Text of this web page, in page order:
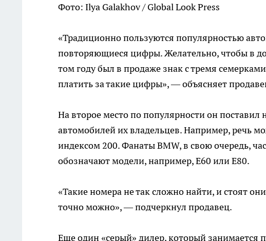
Фото: Ilya Galakhov / Global Look Press
«Традиционно пользуются популярностью
повторяющиеся цифры. Желательно, чтобы в
том году был в продаже знак с тремя
платить за такие цифры», — объясняет
На второе место по популярности он
автомобилей их владельцев. Например, речь
индексом 200. Фанаты BMW, в свою очередь,
обозначают модели, например, Е60 или Е80.
«Такие номера не так сложно найти, и стоят
точно можно», — подчеркнул продавец.
Еще один «серый» дилер, который занимается